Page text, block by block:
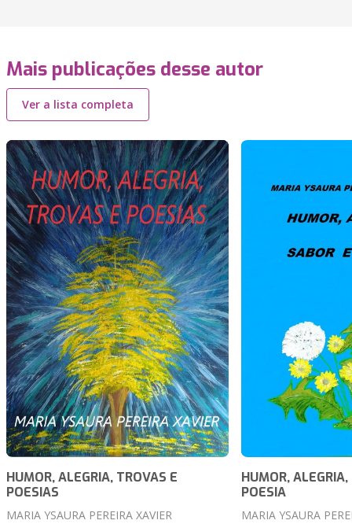
Mais publicações desse autor
Ver a lista completa
HUMOR, ALEGRIA, TROVAS E
POESIAS
MARIA YSAURA PEREIRA XAVIER
HUMOR, ALEGRIA,
POESIA
MARIA YSAURA